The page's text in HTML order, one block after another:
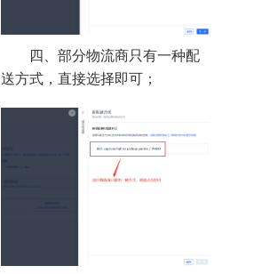
四、部分物流商只有一种配
送方式，直接选择即可；